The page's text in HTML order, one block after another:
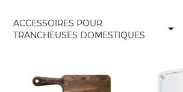
ACCESSOIRES POUR
TRANCHEUSES DOMESTIQUES
arrow_drop_down